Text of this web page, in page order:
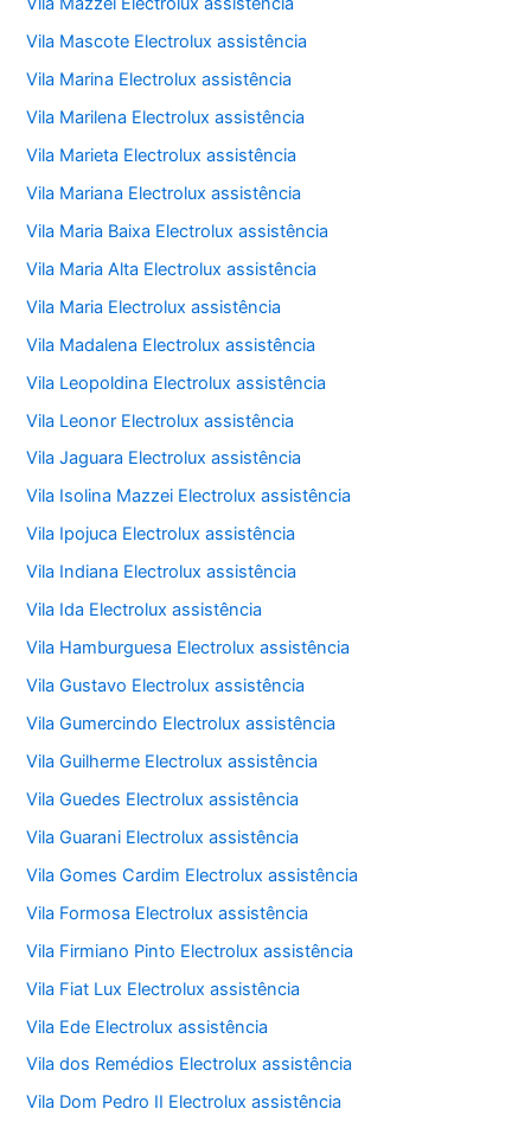
Vila Mascote Electrolux assistência
Vila Marina Electrolux assistência
Vila Marilena Electrolux assistência
Vila Marieta Electrolux assistência
Vila Mariana Electrolux assistência
Vila Maria Baixa Electrolux assistência
Vila Maria Alta Electrolux assistência
Vila Maria Electrolux assistência
Vila Madalena Electrolux assistência
Vila Leopoldina Electrolux assistência
Vila Leonor Electrolux assistência
Vila Jaguara Electrolux assistência
Vila Isolina Mazzei Electrolux assistência
Vila Ipojuca Electrolux assistência
Vila Indiana Electrolux assistência
Vila Ida Electrolux assistência
Vila Hamburguesa Electrolux assistência
Vila Gustavo Electrolux assistência
Vila Gumercindo Electrolux assistência
Vila Guilherme Electrolux assistência
Vila Guedes Electrolux assistência
Vila Guarani Electrolux assistência
Vila Gomes Cardim Electrolux assistência
Vila Formosa Electrolux assistência
Vila Firmiano Pinto Electrolux assistência
Vila Fiat Lux Electrolux assistência
Vila Ede Electrolux assistência
Vila dos Remédios Electrolux assistência
Vila Dom Pedro II Electrolux assistência